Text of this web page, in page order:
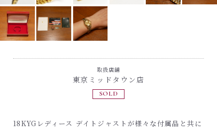
取扱店舗
東京ミッドタウン店
SOLD
18KYGレディース デイトジャストが様々な付属品と共に